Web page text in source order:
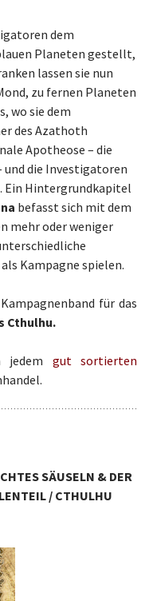
dem
Planeten gestellt,
lassen sie nun
zu fernen Planeten
wo sie dem
des Azathoth
Apotheose – die
und die Investigatoren
Ein Hintergrundkapitel
befasst sich mit dem
mehr oder weniger
Kampagne spielen.
für das
Cthulhu.
jedem gut sortierten
SÄUSELN & DER
/ CTHULHU